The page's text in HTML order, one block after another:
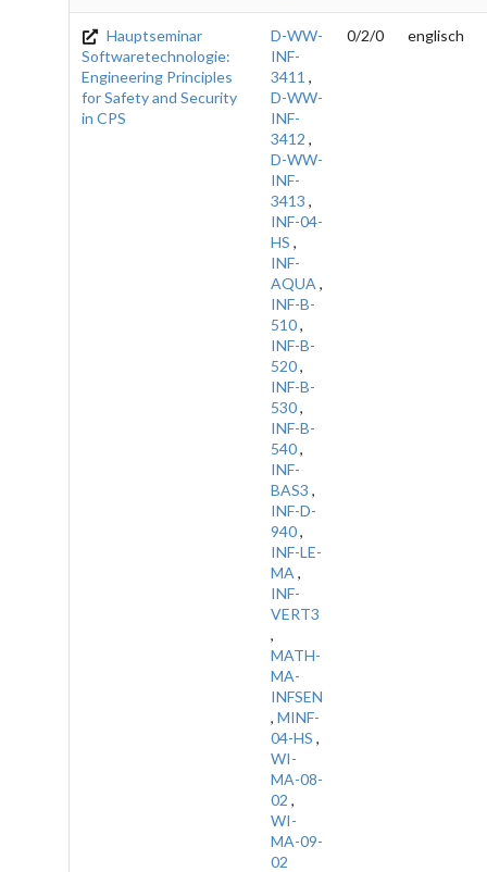
Hauptseminar
Softwaretechnologie:
Engineering Principles
for Safety and Security
in CPS
D-WW-
INF-
3411 ,
D-WW-
INF-
3412 ,
D-WW-
INF-
3413 ,
INF-04-
HS ,
INF-
AQUA ,
INF-B-
510,
INF-B-
520,
INF-B-
530,
INF-B-
540,
INF-
BAS3 ,
INF-D-
940,
INF-LE-
MA ,
INF-
VERT3
,
MATH-
MA-
INFSEN
, MINF-
04-HS ,
WI-
MA-08-
02 ,
WI-
MA-09-
02
0/2/0 englisch